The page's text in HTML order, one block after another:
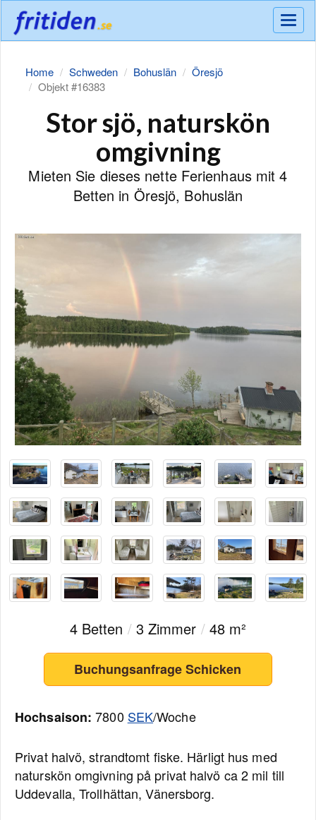
Meny
Home Schweden Bohuslän
Öresjö
Objekt #16383
Stor sjö, naturskön
omgivning
Mieten Sie dieses nette Ferienhaus mit 4
Betten in Öresjö, Bohuslän
4 Betten /3 Zimmer /48 m²
Buchungsanfrage Schicken
Hochsaison: 7800 SEK/Woche
Privat halvö, strandtomt fiske. Härligt hus med
naturskön omgivning på privat halvö ca 2 mil till
Uddevalla, Trollhättan, Vänersborg.